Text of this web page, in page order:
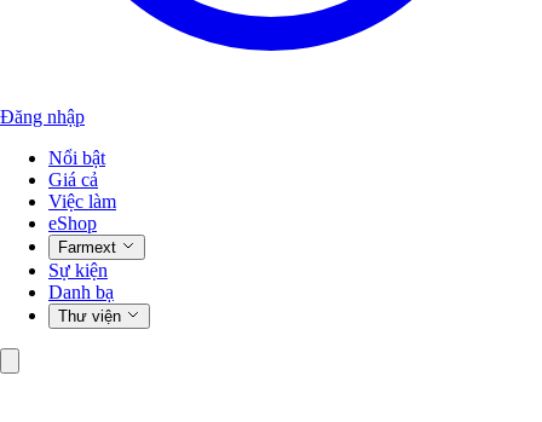
Đăng nhập
Nổi bật
Giá cả
Việc làm
eShop
Farmext
Sự kiện
Danh bạ
Thư viện